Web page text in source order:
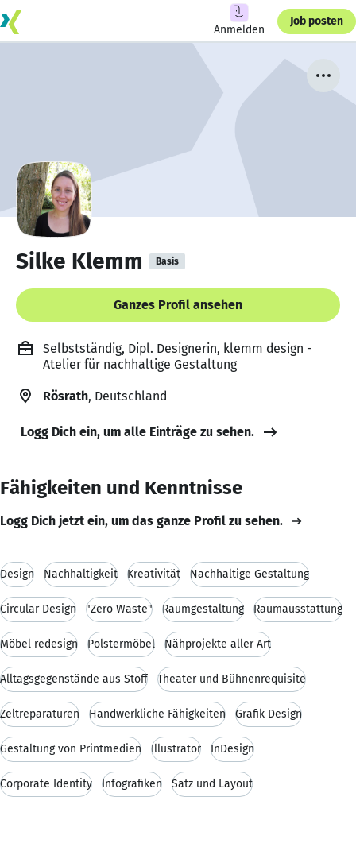
Anmelden
Job posten
Silke Klemm Basis
Ganzes Profil ansehen
Selbstständig, Dipl. Designerin, klemm design -
Atelier für nachhaltige Gestaltung
Rösrath, Deutschland
Logg Dich ein, um alle Einträge zu sehen.
Fähigkeiten und Kenntnisse
Logg Dich jetzt ein, um das ganze Profil zu sehen.
Design Nachhaltigkeit Kreativität Nachhaltige Gestaltung
Circular Design "Zero Waste" Raumgestaltung Raumausstattung
Möbel redesign Polstermöbel Nähprojekte aller Art
Alltagsgegenstände aus Stoff Theater und Bühnenrequisite
Zeltreparaturen Handwerkliche Fähigkeiten Grafik Design
Gestaltung von Printmedien Illustrator InDesign
Corporate Identity Infografiken Satz und Layout